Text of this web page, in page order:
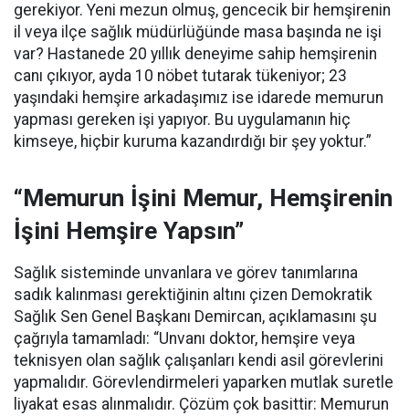
gerekiyor. Yeni mezun olmuş, gencecik bir hemşirenin
il veya ilçe sağlık müdürlüğünde masa başında ne işi
var? Hastanede 20 yıllık deneyime sahip hemşirenin
canı çıkıyor, ayda 10 nöbet tutarak tükeniyor; 23
yaşındaki hemşire arkadaşımız ise idarede memurun
yapması gereken işi yapıyor. Bu uygulamanın hiç
kimseye, hiçbir kuruma kazandırdığı bir şey yoktur.”
“Memurun İşini Memur, Hemşirenin
İşini Hemşire Yapsın”
Sağlık sisteminde unvanlara ve görev tanımlarına
sadık kalınması gerektiğinin altını çizen Demokratik
Sağlık Sen Genel Başkanı Demircan, açıklamasını şu
çağrıyla tamamladı: “Unvanı doktor, hemşire veya
teknisyen olan sağlık çalışanları kendi asil görevlerini
yapmalıdır. Görevlendirmeleri yaparken mutlak suretle
liyakat esas alınmalıdır. Çözüm çok basittir: Memurun